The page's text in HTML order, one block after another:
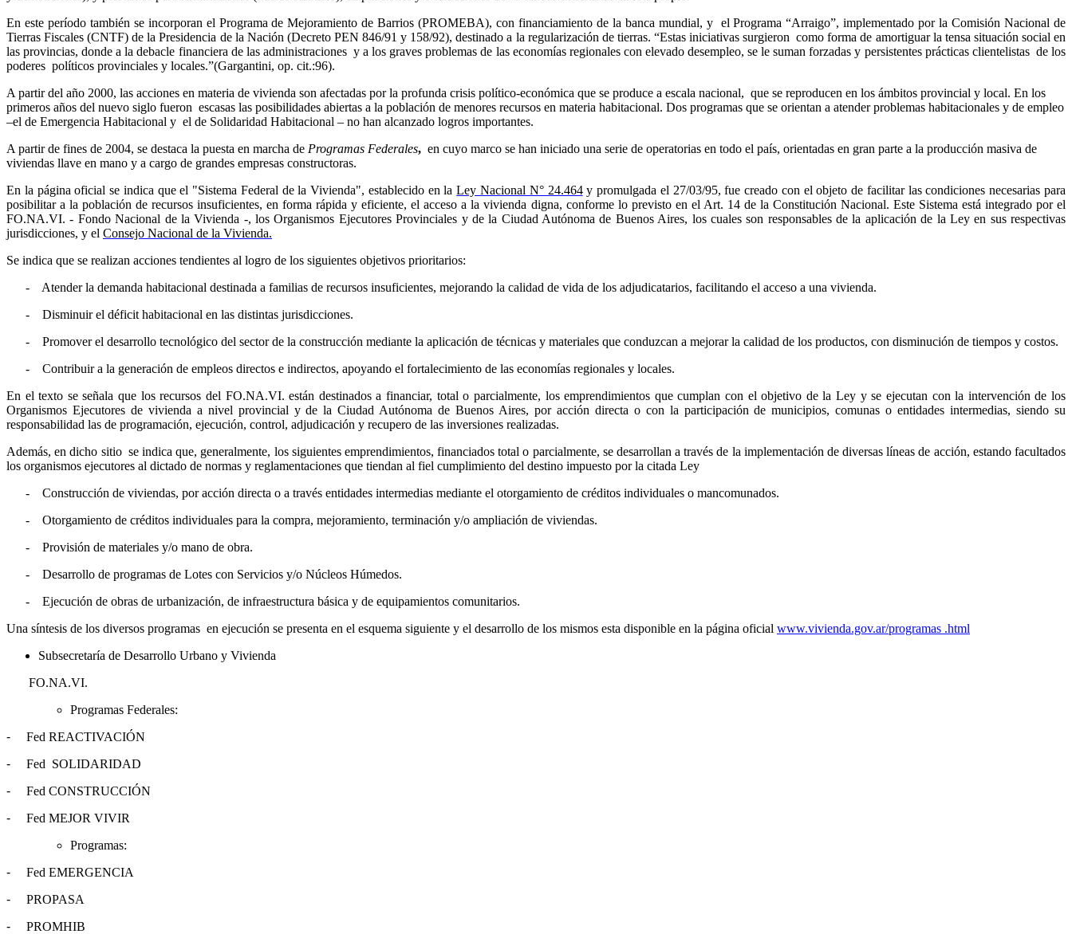
En este período también se incorporan el Programa de Mejoramiento de Barrios (PROMEBA), con financiamiento de la banca mundial, y el Programa “Arraigo”, implementado por la Comisión Nacional de
Tierras Fiscales (CNTF) de la Presidencia de la Nación (Decreto PEN 846/91 y 158/92), destinado a la regularización de tierras. “Estas iniciativas surgieron como forma de amortiguar la tensa situación social en
las provincias, donde a la debacle financiera de las administraciones y a los graves problemas de las economías regionales con elevado desempleo, se le suman forzadas y persistentes prácticas clientelistas de los
poderes políticos provinciales y locales.”(Gargantini, op. cit.:96).
A partir del año 2000, las acciones en materia de vivienda son afectadas por la profunda crisis político-económica que se produce a escala nacional, que se reproducen en los ámbitos provincial y local. En los
primeros años del nuevo siglo fueron escasas las posibilidades abiertas a la población de menores recursos en materia habitacional. Dos programas que se orientan a atender problemas habitacionales y de empleo
–el de Emergencia Habitacional y el de Solidaridad Habitacional – no han alcanzado logros importantes.
A partir de fines de 2004, se destaca la puesta en marcha de Programas Federales, en cuyo marco se han iniciado una serie de operatorias en todo el país, orientadas en gran parte a la producción masiva de
viviendas llave en mano y a cargo de grandes empresas constructoras.
En la página oficial se indica que el "Sistema Federal de la Vivienda", establecido en laLey Nacional N° 24.464y promulgada el 27/03/95, fue creado con el objeto de facilitar las condiciones necesarias para
posibilitar a la población de recursos insuficientes, en forma rápida y eficiente, el acceso a la vivienda digna, conforme lo previsto en el Art. 14 de la Constitución Nacional. Este Sistema está integrado por el
FO.NA.VI. - Fondo Nacional de la Vivienda -, los Organismos Ejecutores Provinciales y de la Ciudad Autónoma de Buenos Aires, los cuales son responsables de la aplicación de la Ley en sus respectivas
jurisdicciones, y el Consejo Nacional de la Vivienda.
Se indica que se realizan acciones tendientes al logro de los siguientes objetivos prioritarios:
- Atender la demanda habitacional destinada a familias de recursos insuficientes, mejorando la calidad de vida de los adjudicatarios, facilitando el acceso a una vivienda.
- Disminuir el déficit habitacional en las distintas jurisdicciones.
- Promover el desarrollo tecnológico del sector de la construcción mediante la aplicación de técnicas y materiales que conduzcan a mejorar la calidad de los productos, con disminución de tiempos y costos.
- Contribuir a la generación de empleos directos e indirectos, apoyando el fortalecimiento de las economías regionales y locales.
En el texto se señala que los recursos del FO.NA.VI. están destinados a financiar, total o parcialmente, los emprendimientos que cumplan con el objetivo de la Ley y se ejecutan con la intervención de los
Organismos Ejecutores de vivienda a nivel provincial y de la Ciudad Autónoma de Buenos Aires, por acción directa o con la participación de municipios, comunas o entidades intermedias, siendo su
responsabilidad las de programación, ejecución, control, adjudicación y recupero de las inversiones realizadas.
Además, en dicho sitio se indica que, generalmente, los siguientes emprendimientos, financiados total o parcialmente, se desarrollan a través de la implementación de diversas líneas de acción, estando facultados
los organismos ejecutores al dictado de normas y reglamentaciones que tiendan al fiel cumplimiento del destino impuesto por la citada Ley
- Construcción de viviendas, por acción directa o a través entidades intermedias mediante el otorgamiento de créditos individuales o mancomunados.
- Otorgamiento de créditos individuales para la compra, mejoramiento, terminación y/o ampliación de viviendas.
- Provisión de materiales y/o mano de obra.
- Desarrollo de programas de Lotes con Servicios y/o Núcleos Húmedos.
- Ejecución de obras de urbanización, de infraestructura básica y de equipamientos comunitarios.
Una síntesis de los diversos programas en ejecución se presenta en el esquema siguiente y el desarrollo de los mismos esta disponible en la página oficial www.vivienda.gov.ar/programas .html
Subsecretaría de Desarrollo Urbano y Vivienda
FO.NA.VI.
Programas Federales:
-
Fed REACTIVACIÓN
-
Fed SOLIDARIDAD
-
Fed CONSTRUCCIÓN
-
Fed MEJOR VIVIR
Programas:
-
Fed EMERGENCIA
-
PROPASA
-
PROMHIB